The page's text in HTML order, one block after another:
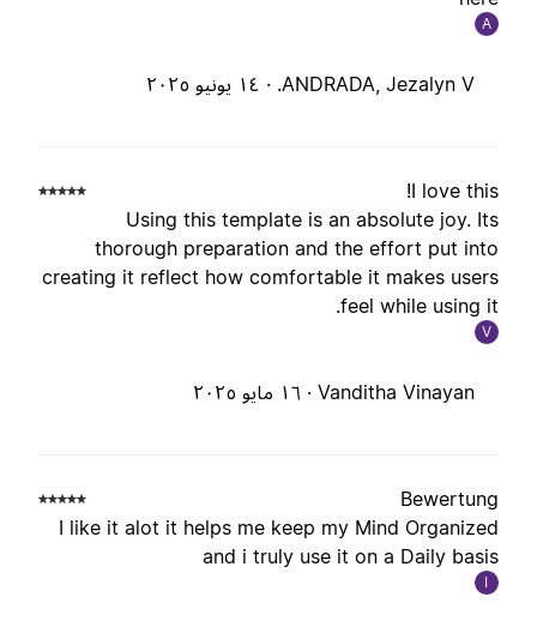
ANDRADA, Jezalyn V. · ١٤ يونيو ٢٠٢٥
I love
Using this template is an absolute joy.
thorough preparation and the effort put
creating it reflect how comfortable it makes
feel while using
Vanditha Vinayan · ١٦ مايو ٢٠٢٥
I like it alot it helps me keep my Mind
and i truly use it on a Daily